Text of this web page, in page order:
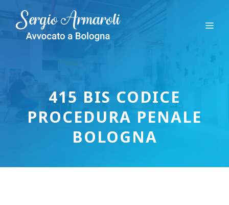
contenuto
415 BIS CODICE
PROCEDURA PENALE
BOLOGNA